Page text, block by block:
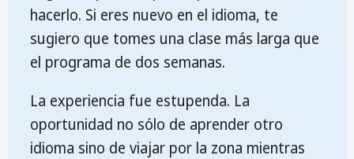
hacerlo. Si eres nuevo en el idioma, te
sugiero que tomes una clase más larga que
el programa de dos semanas.
La experiencia fue estupenda. La
oportunidad no sólo de aprender otro
idioma sino de viajar por la zona mientras